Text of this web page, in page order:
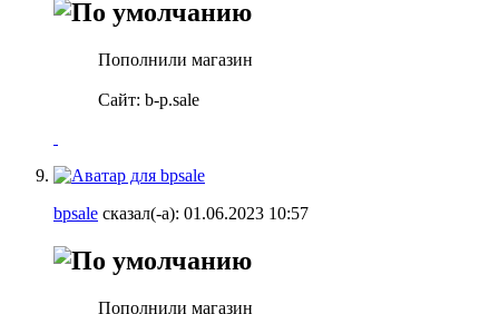
Пополнили магазин
Сайт: b-p.sale
bpsale сказал(-а): 01.06.2023 10:57
Пополнили магазин